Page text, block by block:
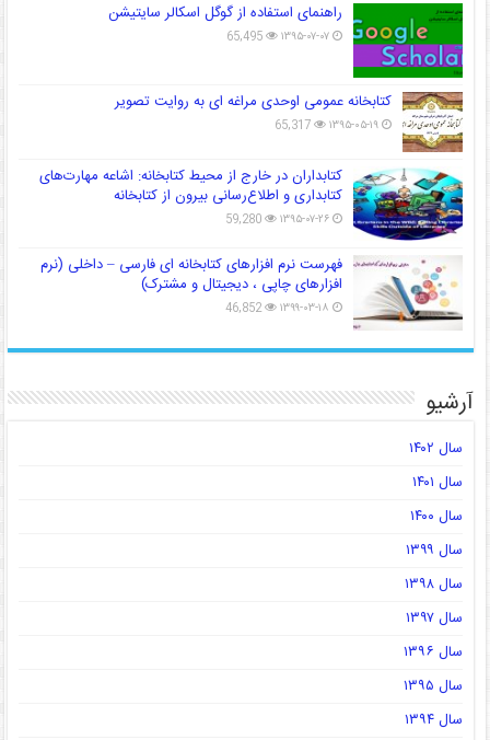
راهنمای استفاده از گوگل اسکالر سایتیشن
۱۳۹۵-۰۷-۰۷ 65,495
کتابخانه عمومی اوحدی مراغه ای به روایت تصویر
۱۳۹۵-۰۵-۱۹ 65,317
کتابداران در خارج از محیط کتابخانه: اشاعه مهارت‌های
کتابداری و اطلاع‌رسانی بیرون از کتابخانه
۱۳۹۵-۰۷-۲۶ 59,280
فهرست نرم افزارهای کتابخانه ای فارسی – داخلی (نرم
افزارهای چاپی ، دیجیتال و مشترک)
۱۳۹۹-۰۳-۱۸ 46,852
آرشیو
سال ۱۴۰۲
سال ۱۴۰۱
سال ۱۴۰۰
سال ۱۳۹۹
سال ۱۳۹۸
سال ۱۳۹۷
سال ۱۳۹۶
سال ۱۳۹۵
سال ۱۳۹۴